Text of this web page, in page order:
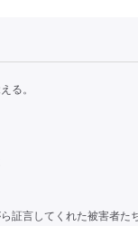
る。
証言してくれた被害者た